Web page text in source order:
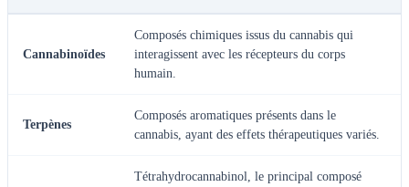
Cannabinoïdes
Composés chimiques issus du cannabis qui
interagissent avec les récepteurs du corps
humain.
Terpènes
Composés aromatiques présents dans le
cannabis, ayant des effets thérapeutiques variés.
Tétrahydrocannabinol, le principal composé